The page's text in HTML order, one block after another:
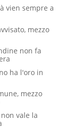
vien sempre a
mezzo
non fa
ha l'oro in
mezzo
vale la